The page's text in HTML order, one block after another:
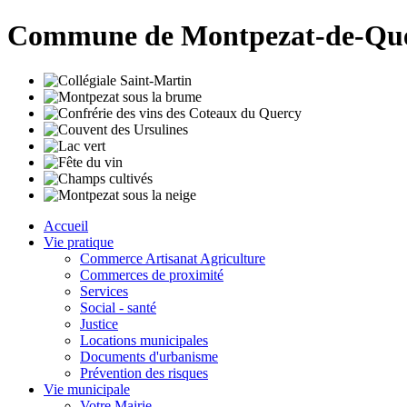
Commune de Montpezat-de-
Accueil
Vie pratique
Commerce Artisanat Agriculture
Commerces de proximité
Services
Social - santé
Justice
Locations municipales
Documents d'urbanisme
Prévention des risques
Vie municipale